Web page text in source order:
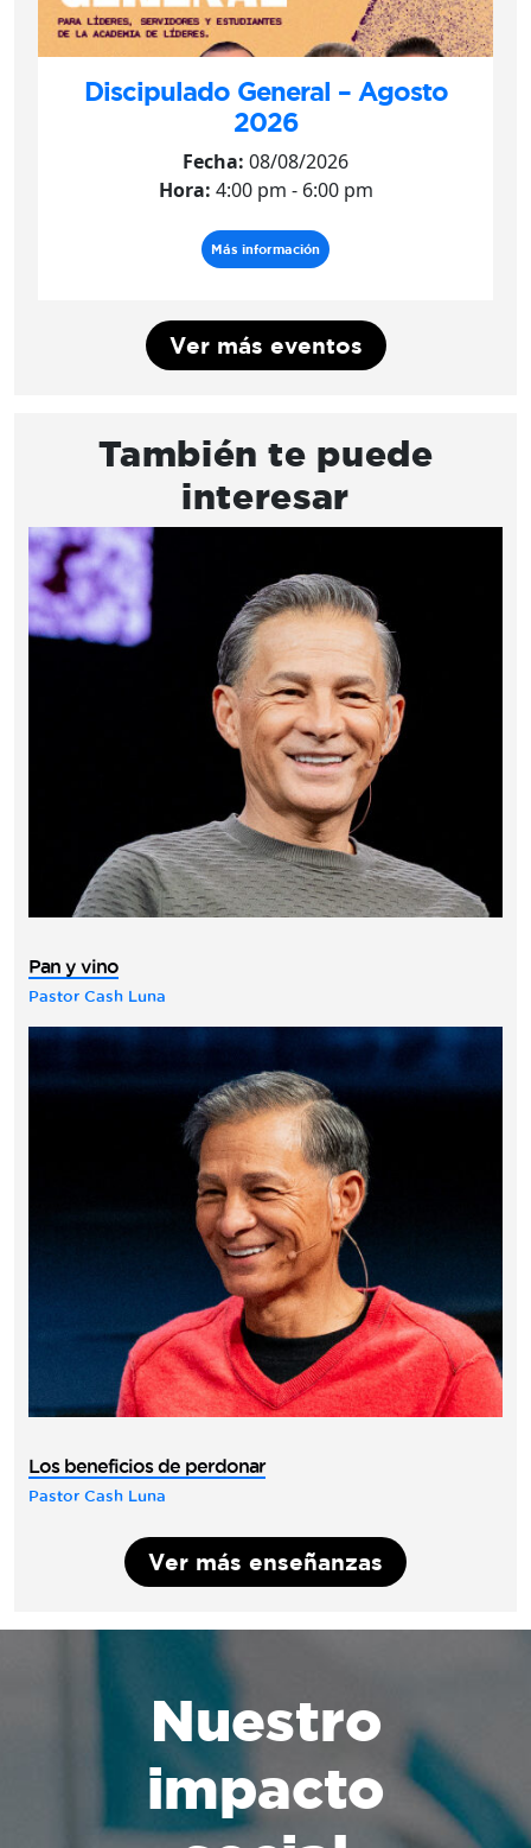
Discipulado General – Agosto
2026
Fecha: 08/08/2026
Hora: 4:00 pm - 6:00 pm
Más información
Ver más eventos
También te puede
interesar
Pan y vino
Pastor Cash Luna
Los beneficios de perdonar
Pastor Cash Luna
Ver más enseñanzas
Nuestro
impacto